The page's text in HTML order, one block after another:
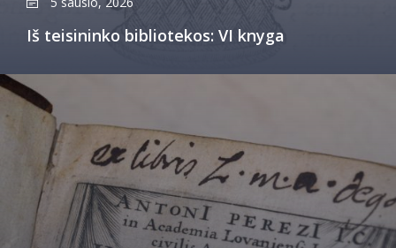
Iš teisininko bibliotekos: VI knyga